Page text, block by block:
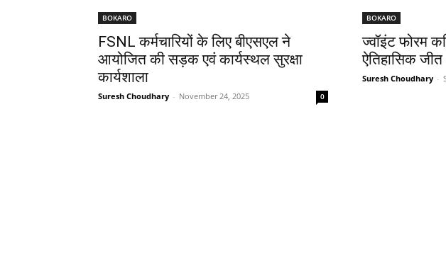
BOKARO
FSNL कर्मचारियों के लिए बीएसएल ने
आयोजित की सड़क एवं कार्यस्थल सुरक्षा
कार्यशाला
Suresh Choudhary - November 24, 2025 0
BOKARO
ज्वॉइंट फोरम
ऐतिहासिक
Suresh Choudhary -